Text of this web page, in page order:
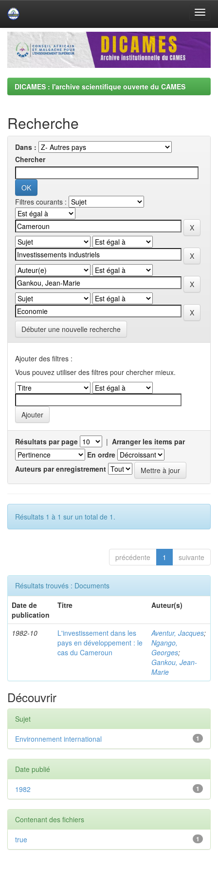
Skip
navigation
DICAMES : l'archive scientifique ouverte du CAMES
Recherche
Dans :
Chercher
Filtres courants :
Débuter une nouvelle recherche
Ajouter des filtres :
Vous pouvez utiliser des filtres pour chercher mieux.
Résultats par page | Arranger les items par
En ordre
Auteurs par enregistrement
Résultats 1 à 1 sur un total de 1.
précédente 1 suivante
Résultats trouvés : Documents
Date de
publication
Titre Auteur(s)
1982-10
L'investissement dans les
pays en développement : le
cas du Cameroun
Aventur, Jacques;
Ngango,
Georges;
Gankou, Jean-
Marie
Découvrir
Sujet
1
Environnement international
Date publié
1
1982
Contenant des fichiers
1
true